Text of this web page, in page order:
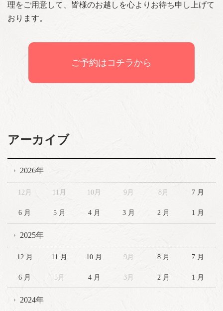
理をご用意して、皆様のお越しを心よりお待ち申し上げて
おります。
ご予約はコチラから
アーカイブ
2026年
12月 11月 10月 9月 8月 7 月
6 月 5 月 4 月 3 月 2 月 1 月
2025年
12 月 11 月 10 月 9月 8 月 7 月
6 月 5月 4 月 3月 2 月 1 月
2024年